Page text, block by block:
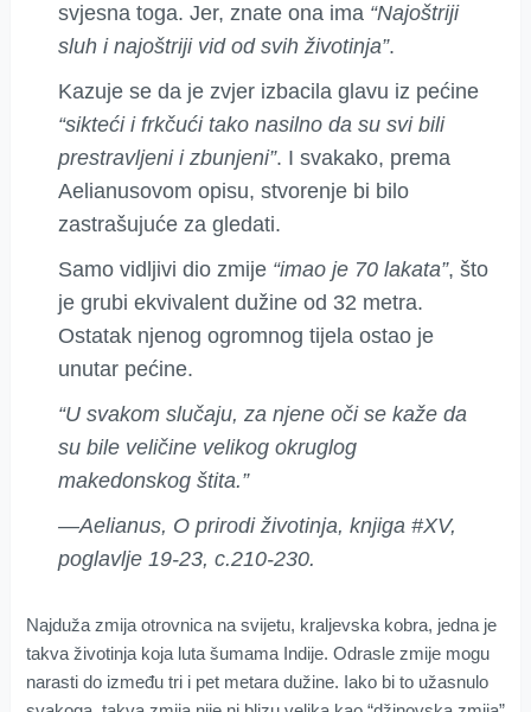
svjesna toga. Jer, znate ona ima “Najoštriji
sluh i najoštriji vid od svih životinja”.
Kazuje se da je zvjer izbacila glavu iz pećine
“sikteći i frkčući tako nasilno da su svi bili
prestravljeni i zbunjeni”. I svakako, prema
Aelianusovom opisu, stvorenje bi bilo
zastrašujuće za gledati.
Samo vidljivi dio zmije “imao je 70 lakata”, što
je grubi ekvivalent dužine od 32 metra.
Ostatak njenog ogromnog tijela ostao je
unutar pećine.
“U svakom slučaju, za njene oči se kaže da
su bile veličine velikog okruglog
makedonskog štita.”
―Aelianus, O prirodi životinja, knjiga #XV,
poglavlje 19-23, c.210-230.
Najduža zmija otrovnica na svijetu, kraljevska kobra, jedna je
takva životinja koja luta šumama Indije. Odrasle zmije mogu
narasti do između tri i pet metara dužine. Iako bi to užasnulo